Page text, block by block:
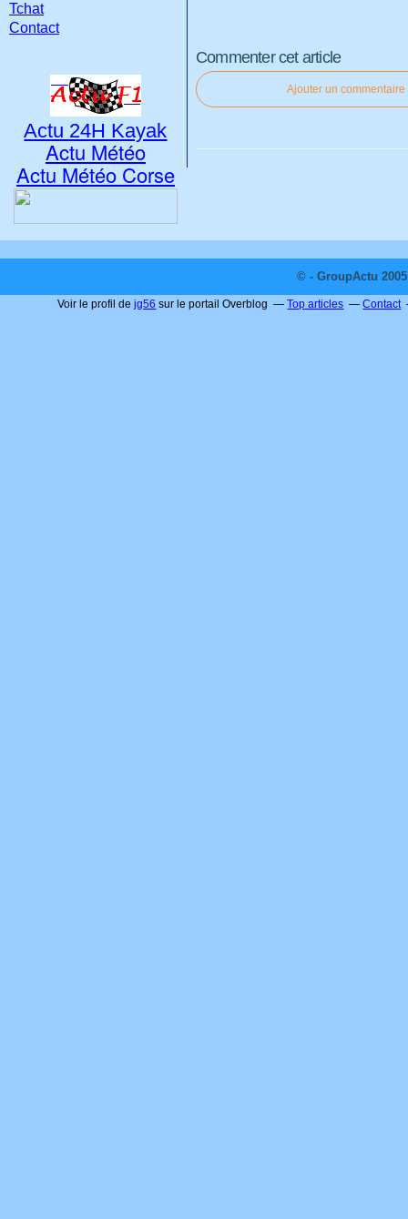
Commenter cet article
Ajouter un commentaire
Tchat
Contact
Actu 24H Kayak
Actu Météo
Actu Météo Corse
© - GroupActu
Voir le profil dejg56 sur le portail Overblog Top articles Contact